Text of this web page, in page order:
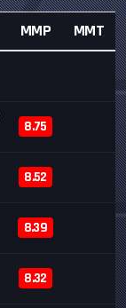
MMP MMT
8.75
8.52
8.39
8.32